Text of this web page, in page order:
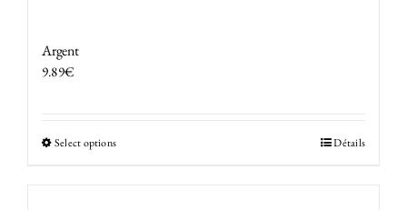
Argent
9.89€
Select options Détails